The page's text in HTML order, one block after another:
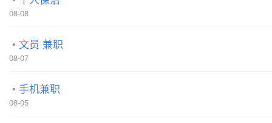
08-08
文员 兼职
08-07
手机兼职
08-05